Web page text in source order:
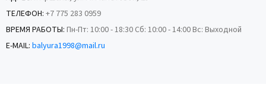
ТЕЛЕФОН: +7 775 283 0959
ВРЕМЯ РАБОТЫ: Пн-Пт: 10:00 - 18:30 Сб: 10:00 - 14:00 Вс: Выходной
E-MAIL: balyura1998@mail.ru